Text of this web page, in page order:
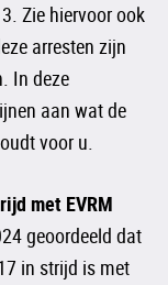
Zie hiervoor ook
arresten zijn
In deze
aan wat de
voor u.
met EVRM
geoordeeld dat
in strijd is met